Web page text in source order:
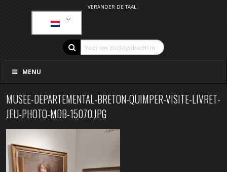
VERANDER DE TAAL :
MENU
MUSEE-DEPARTEMENTAL-BRETON-QUIMPER-VISITE-LIVRET-
JEU-PHOTO-MDB-15070.JPG